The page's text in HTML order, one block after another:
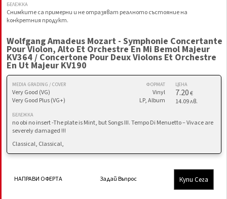
БЕЛЕЖКА
Снимките са примерни и не отразяват реалното състояние на
конкретния продукт.
Wolfgang Amadeus Mozart - Symphonie Concertante
Pour Violon, Alto Et Orchestre En Mi Bemol Majeur
KV364 / Concertone Pour Deux Violons Et Orchestre
En Ut Majeur KV190
MEDIA GRADING / COVER
Very Good (VG)
Very Good Plus (VG+)
ФОРМАТ
Vinyl
LP, Album
ЦЕНА
7.20€
14.09 лв.
БЕЛЕЖКА
no obi no insert -The plate is Mint, but Songs III. Tempo Di Menuetto – Vivace are
severely damaged !!!
Classical, Classical,
НАПРАВИ ОФЕРТА Задай Въпрос Купи Сега